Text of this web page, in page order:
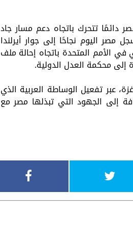
دائمًا تتحرك باتجاه دعم مسار جاد
اليوم نجاحًا إلى جوار أيرلندا
الأمم المتحدة باتجاه إحالة ملف
إلى محكمة العدل الدولية.
عبر تفعيل الوساطة العربية الذي
إلى الجهود التي تبذلها مصر مع